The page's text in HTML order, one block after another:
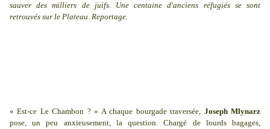
sauver des milliers de juifs. Une centaine d'anciens réfugiés se sont
retrouvés sur le Plateau. Reportage.
« Est-ce Le Chambon ? » A chaque bourgade traversée, Joseph Mlynarz
pose, un peu anxieusement, la question. Chargé de lourds bagages,